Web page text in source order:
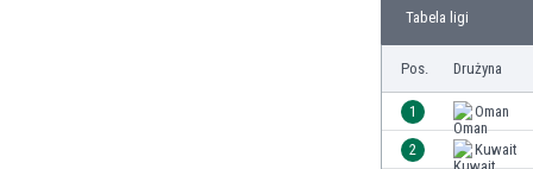
Tabela ligi
Pos. Drużyna
1 Oman
2 Kuwait